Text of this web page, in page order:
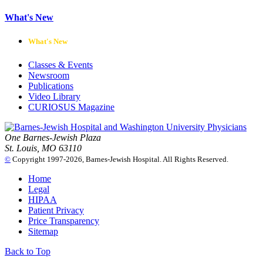
What's New
What's New
Classes & Events
Newsroom
Publications
Video Library
CURIOSUS Magazine
One Barnes-Jewish Plaza
St. Louis, MO 63110
© Copyright 1997-2026, Barnes-Jewish Hospital. All Rights Reserved.
Home
Legal
HIPAA
Patient Privacy
Price Transparency
Sitemap
Back to Top